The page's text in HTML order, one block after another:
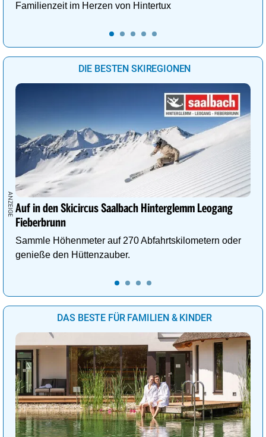
Familienzeit im Herzen von Hintertux
DIE BESTEN SKIREGIONEN
Auf in den Skicircus Saalbach Hinterglemm Leogang
Fieberbrunn
Sammle Höhenmeter auf 270 Abfahrtskilometern oder
genieße den Hüttenzauber.
DAS BESTE FÜR FAMILIEN & KINDER